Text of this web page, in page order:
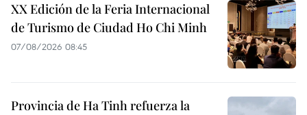
XX Edición de la Feria Internacional
de Turismo de Ciudad Ho Chi Minh
07/08/2026 08:45
Provincia de Ha Tinh refuerza la